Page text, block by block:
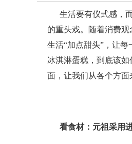
生活要有仪式感，而
的重头戏。随着消费
生活“加点甜头”，让
冰淇淋蛋糕，到底该
面，让我们从各个方面
看食材：元祖采用